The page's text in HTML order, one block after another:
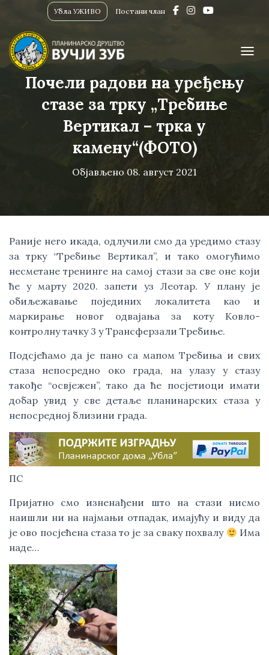
Убла УЖИВО Постани члан
Почели радови на уређењу
стазе за трку „Требиње
Вертикал – трка у
камену“(ФОТО)
Објављено 08. август 2021
Раније него икада, одлучили смо да уредимо стазу
за трку “Требиње Вертикал”, и тако омогућимо
несметане тренинге на самој стази за све оне који
ће у марту 2020. запети уз Леотар. У плану је
обиљежавање појединих локалитета као и
маркирање новог одвајања за коту Ковло-
контролну тачку 3 у Трансферзали Требиње.
Подсјећамо да је пано са мапом Требиња и свих
стаза непосредно око града, на улазу у стазу
такође “освјежен”, тако да ће посјетиоци имати
добар увид у све детаље планинарских стаза у
непосредној близини града.
ПС
Пријатно смо изненађени што на стази нисмо
наишли ни на најмањи отпадак, имајућу и виду да
је ово посјећена стаза то је за сваку похвалу
Има
наде…